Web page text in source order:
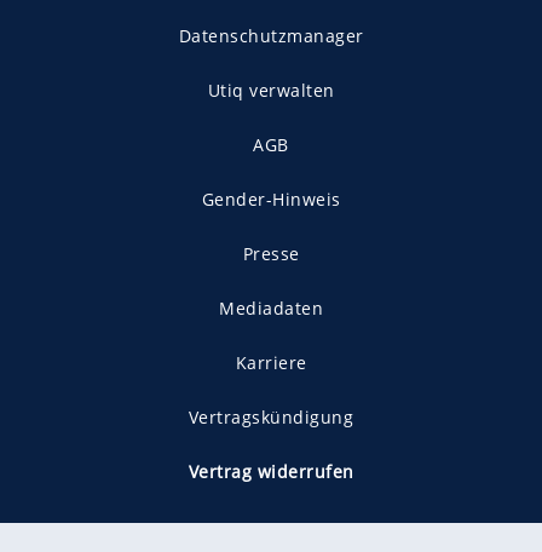
Datenschutzmanager
Utiq verwalten
AGB
Gender-Hinweis
Presse
Mediadaten
Karriere
Vertragskündigung
Vertrag widerrufen